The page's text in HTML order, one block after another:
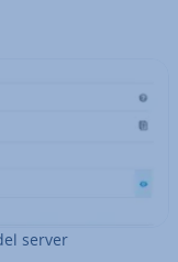
server